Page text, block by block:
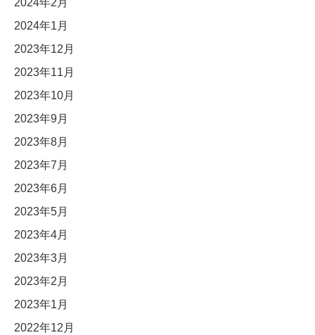
2024年2月
2024年1月
2023年12月
2023年11月
2023年10月
2023年9月
2023年8月
2023年7月
2023年6月
2023年5月
2023年4月
2023年3月
2023年2月
2023年1月
2022年12月